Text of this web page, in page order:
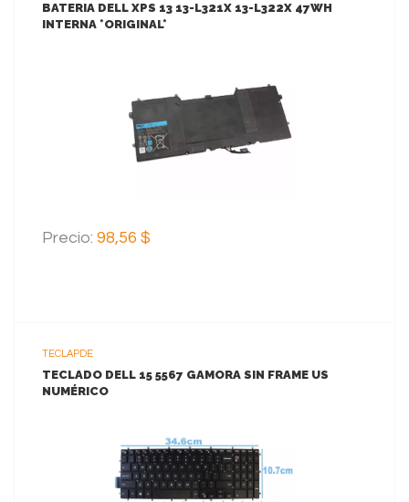
BATERIA DELL XPS 13 13-L321X 13-L322X 47WH
INTERNA *ORIGINAL*
AGREGAR AL CARRITO
Precio: 98,56 $
TECLAPDE
TECLADO DELL 15 5567 GAMORA SIN FRAME US
NUMÉRICO
VER MAS
AGREGAR AL CARRITO